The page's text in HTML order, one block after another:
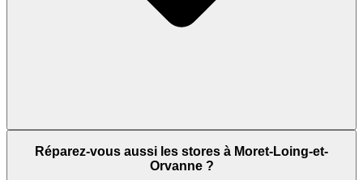
Réparez-vous aussi les stores à Moret-Loing-et-
Orvanne ?